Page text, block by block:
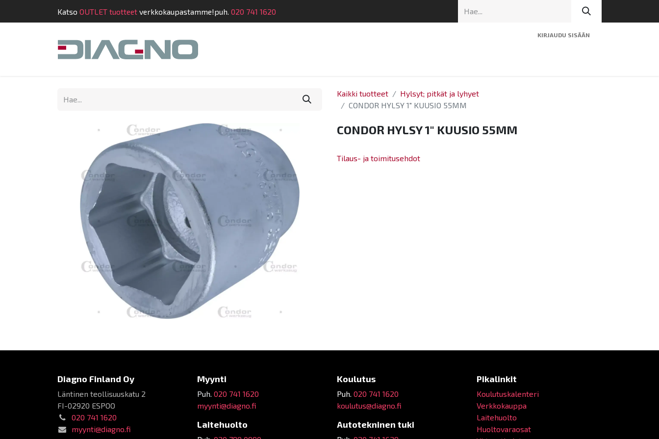
Katso OUTLET tuotteet verkkokaupastamme!puh. 020 741 1620
KIRJAUDU SISÄÄN
Kauppa Suunnittelu
Kaikki tuotteet
Hylsyt; pitkät ja lyhyet
CONDOR HYLSY 1" KUUSIO 55MM
CONDOR HYLSY 1" KUUSIO 55MM
Tilaus- ja toimitusehdot
Diagno Finland Oy
Läntinen teollisuuskatu 2
FI-02920 ESPOO
020 741 1620
myynti@diagno.fi
Myynti
Puh. 020 741 1620
myynti@diagno.fi
Laitehuolto
Koulutus
Puh. 020 741 1620
koulutus@diagno.fi
Autotekninen tuki
Pikalinkit
Koulutuskalenteri
Verkkokauppa
Laitehuolto
Huoltovaraosat